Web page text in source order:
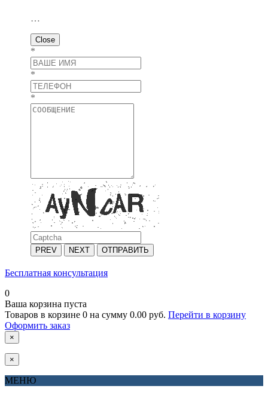
…
Close
*
*
*
PREV NEXT ОТПРАВИТЬ
Бесплатная консультация
0
Ваша корзина пуста
Товаров в корзине 0 на сумму 0.00 руб. Перейти в корзину
Оформить заказ
×
×
МЕНЮ